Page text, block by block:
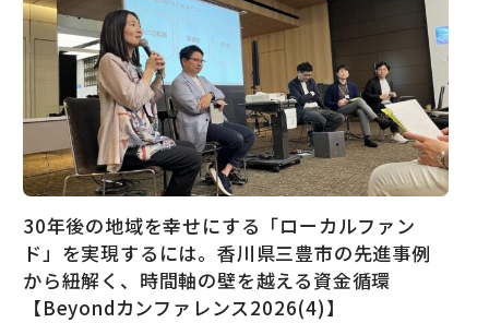
30年後の地域を幸せにする「ローカルファン
ド」を実現するには。香川県三豊市の先進事例
から紐解く、時間軸の壁を越える資金循環
【Beyondカンファレンス2026(4)】